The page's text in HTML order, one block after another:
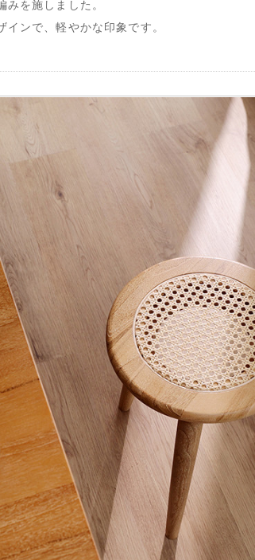
みを施しました。
インで、軽やかな印象です。